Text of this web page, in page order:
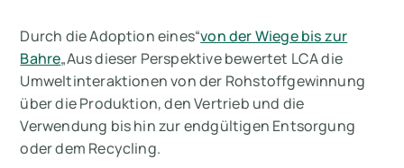
Durch die Adoption eines“von der Wiege bis zur
Bahre„Aus dieser Perspektive bewertet LCA die
Umweltinteraktionen von der Rohstoffgewinnung
über die Produktion, den Vertrieb und die
Verwendung bis hin zur endgültigen Entsorgung
oder dem Recycling.